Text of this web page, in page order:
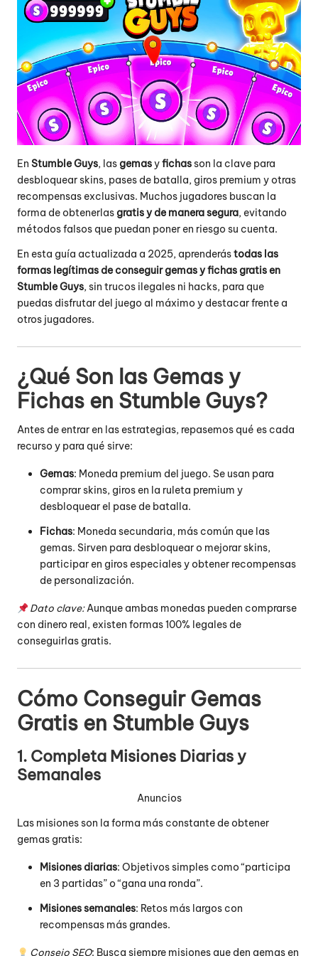
En Stumble Guys, lasgemasyfichasson la clave para
desbloquear skins, pases de batalla, giros premium y otras
recompensas exclusivas. Muchos jugadores buscan la
forma de obtenerlasgratis y de manera segura, evitando
métodos falsos que puedan poner en riesgo su cuenta.
En esta guía actualizada a 2025, aprenderástodas las
formas legítimas de conseguir gemas y fichas gratis en
Stumble Guys, sin trucos ilegales ni hacks, para que
puedas disfrutar del juego al máximo y destacar frente a
otros jugadores.
¿Qué Son las Gemas y
Fichas en Stumble Guys?
Antes de entrar en las estrategias, repasemos qué es cada
recurso y para qué sirve:
Gemas: Moneda premium del juego. Se usan para
comprar skins, giros en la ruleta premium y
desbloquear el pase de batalla.
Fichas: Moneda secundaria, más común que las
gemas. Sirven para desbloquear o mejorar skins,
participar en giros especiales y obtener recompensas
de personalización.
Dato clave:Aunque ambas monedas pueden comprarse
con dinero real, existen formas 100% legales de
conseguirlas gratis.
Cómo Conseguir Gemas
Gratis en Stumble Guys
1. Completa Misiones Diarias y
Semanales
Anuncios
Las misiones son la forma más constante de obtener
gemas gratis:
Misiones diarias: Objetivos simples como “participa
en 3 partidas” o “gana una ronda”.
Misiones semanales: Retos más largos con
recompensas más grandes.
Consejo SEO: Busca siempre misiones que den gemas en